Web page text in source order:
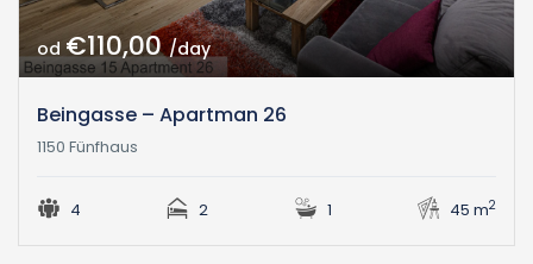
od €110,00/day
Beingasse – Apartman 26
1150 Fünfhaus
4 2 1 45 m2